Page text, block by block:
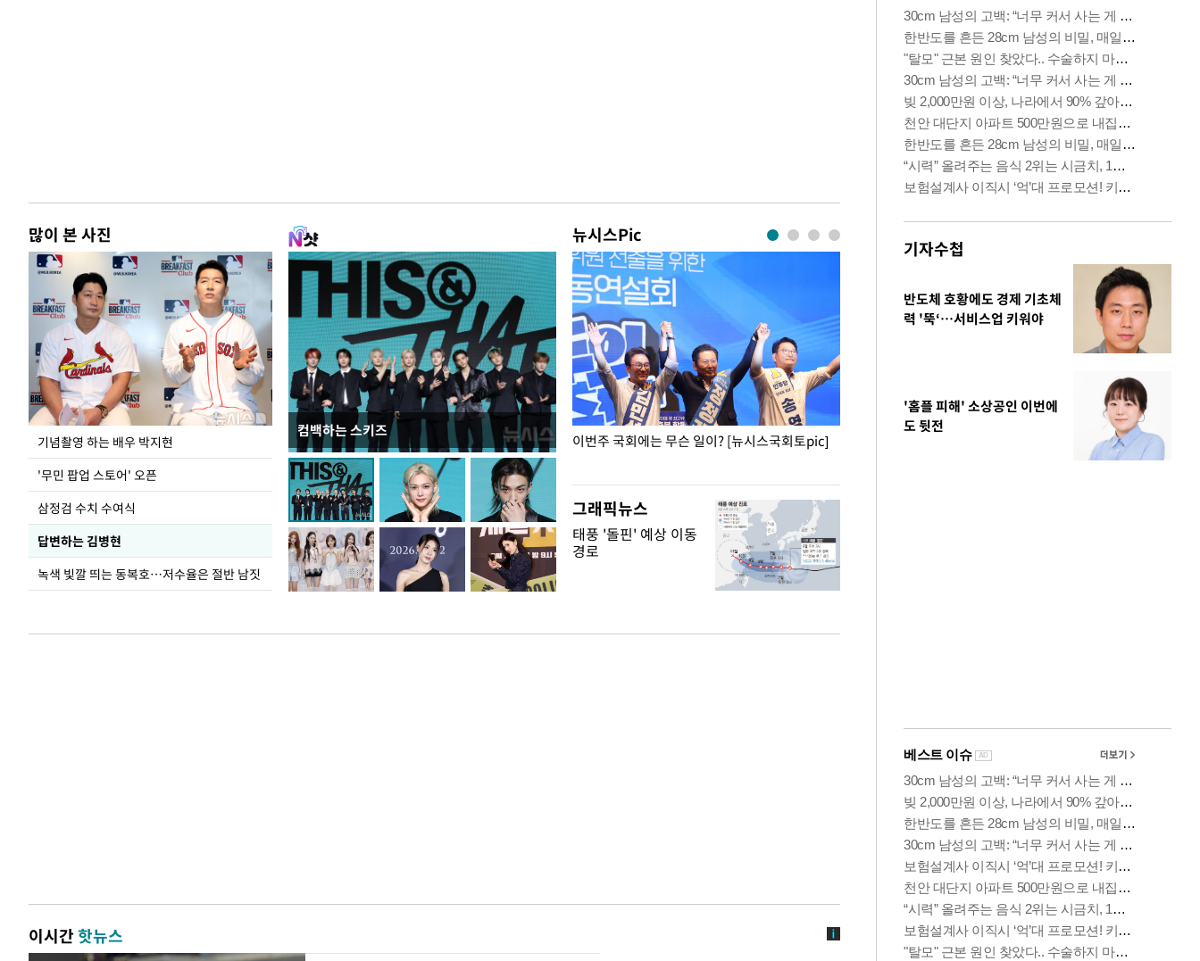
많이 본 사진
기념촬영 하는 배우 박지현
'무민 팝업 스토어' 오픈
삼정검 수치 수여식
답변하는 김병현
녹색 빛깔 띄는 동복호…저수율은 절반 남짓
컴백하는 스키즈
뉴시스Pic
이 대통령, 국가폭력 피해자에 위로·사과…"국가
가 책임지고 치유"
이번주 국회에는 무슨 일이? [뉴시스국회토pic] 사진으로 보는
그래픽뉴스
태풍 '돌핀' 예상 이동
경로
이시간핫뉴스
기자수첩
반도체 호황에도 경제 기초체
력 '뚝‘…서비스업 키워야
'홈플 피해' 소상공인 이번에
도 뒷전